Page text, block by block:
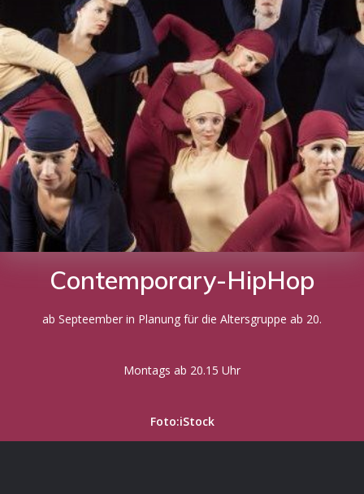
Contemporary-HipHop
ab Septeember in Planung für die Altersgruppe ab 20.
Montags ab 20.15 Uhr
Foto:iStock